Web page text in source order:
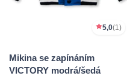
5,0(1)
Mikina se zapínáním
VICTORY modrá/šedá